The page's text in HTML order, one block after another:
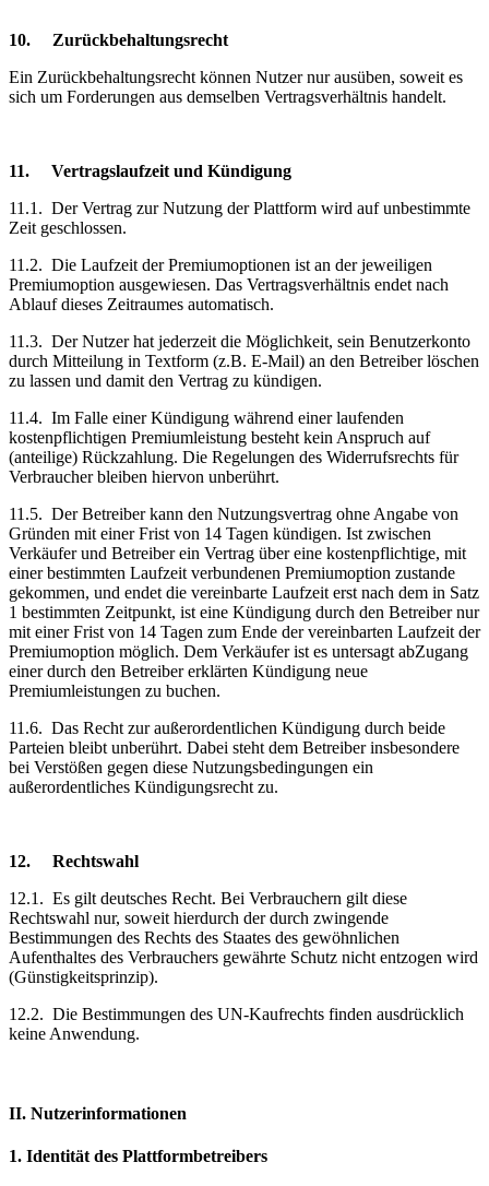
10.
Zurückbehaltungsrecht
Ein Zurückbehaltungsrecht können Nutzer nur ausüben, soweit es
sich um Forderungen aus demselben Vertragsverhältnis handelt.
11. Vertragslaufzeit und Kündigung
11.1. Der Vertrag zur Nutzung der Plattform wird auf unbestimmte
Zeit geschlossen.
11.2. Die Laufzeit der Premiumoptionen ist an der jeweiligen
Premiumoption ausgewiesen. Das Vertragsverhältnis endet nach
Ablauf dieses Zeitraumes automatisch.
11.3. Der Nutzer hat jederzeit die Möglichkeit, sein Benutzerkonto
durch Mitteilung in Textform (z.B. E-Mail) an den Betreiber löschen
zu lassen und damit den Vertrag zu kündigen.
11.4. Im Falle einer Kündigung während einer laufenden
kostenpflichtigen Premiumleistung besteht kein Anspruch auf
(anteilige) Rückzahlung. Die Regelungen des Widerrufsrechts für
Verbraucher bleiben hiervon unberührt.
11.5. Der Betreiber kann den Nutzungsvertrag ohne Angabe von
Gründen mit einer Frist von 14 Tagen kündigen. Ist zwischen
Verkäufer und Betreiber ein Vertrag über eine kostenpflichtige, mit
einer bestimmten Laufzeit verbundenen Premiumoption zustande
gekommen, und endet die vereinbarte Laufzeit erst nach dem in Satz
1 bestimmten Zeitpunkt, ist eine Kündigung durch den Betreiber nur
mit einer Frist von 14 Tagen zum Ende der vereinbarten Laufzeit der
Premiumoption möglich. Dem Verkäufer ist es untersagt abZugang
einer durch den Betreiber erklärten Kündigung neue
Premiumleistungen zu buchen.
11.6. Das Recht zur außerordentlichen Kündigung durch beide
Parteien bleibt unberührt. Dabei steht dem Betreiber insbesondere
bei Verstößen gegen diese Nutzungsbedingungen ein
außerordentliches Kündigungsrecht zu.
12.
Rechtswahl
12.1. Es gilt deutsches Recht. Bei Verbrauchern gilt diese
Rechtswahl nur, soweit hierdurch der durch zwingende
Bestimmungen des Rechts des Staates des gewöhnlichen
Aufenthaltes des Verbrauchers gewährte Schutz nicht entzogen wird
(Günstigkeitsprinzip).
12.2. Die Bestimmungen des UN-Kaufrechts finden ausdrücklich
keine Anwendung.
II. Nutzerinformationen
1. Identität des Plattformbetreibers